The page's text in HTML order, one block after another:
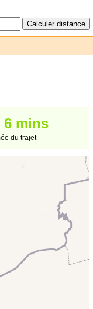
6 mins
du trajet